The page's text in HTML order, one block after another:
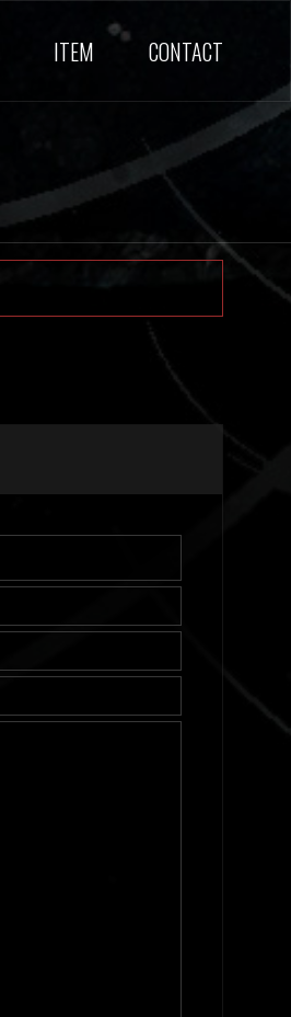
ITEM CONTACT